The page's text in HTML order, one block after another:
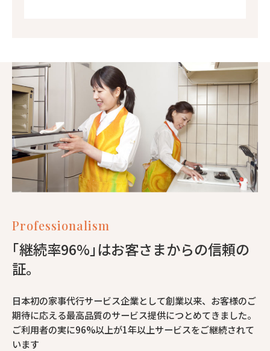
Professionalism
｢継続率96%｣はお客さまからの信頼の
証。
日本初の家事代行サービス企業として創業以来、お客様のご
期待に応える最高品質のサービス提供につとめてきました。
ご利用者の実に96%以上が1年以上サービスをご継続されて
います